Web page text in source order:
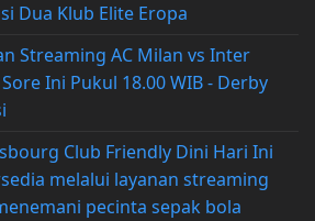
Dua Klub Elite Eropa
Streaming AC Milan vs Inter
Ini Pukul 18.00 WIB - Derby
Club Friendly Dini Hari Ini
melalui layanan streaming
pecinta sepak bola